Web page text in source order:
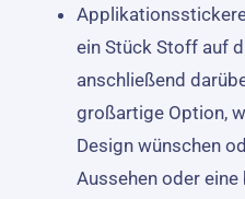
ein Stück Stoff auf
anschließend
großartige Option,
Design wünschen
Aussehen oder